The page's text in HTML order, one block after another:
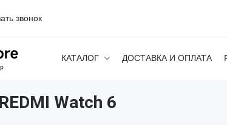
звонок
КАТАЛОГ ДОСТАВКА И ОПЛАТА
Watch 6